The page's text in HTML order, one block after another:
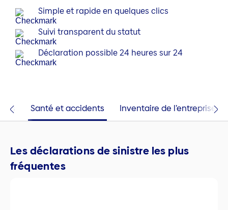
Simple et rapide en quelques clics
Suivi transparent du statut
Déclaration possible 24 heures sur 24
Santé et accidents Inventaire de l’entreprise
Les déclarations de sinistre les plus
fréquentes